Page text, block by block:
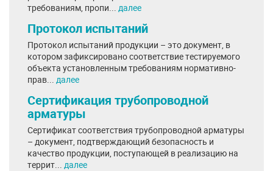
требованиям, пропи... далее
Протокол испытаний
Протокол испытаний продукции – это документ, в
котором зафиксировано соответствие тестируемого
объекта установленным требованиям нормативно-
прав... далее
Сертификация трубопроводной
арматуры
Сертификат соответствия трубопроводной арматуры
– документ, подтверждающий безопасность и
качество продукции, поступающей в реализацию на
террит... далее